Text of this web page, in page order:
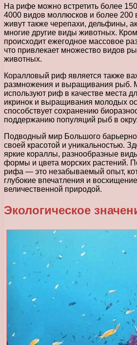
На рифе можно встретить более
4000 видов моллюсков и более 200
живут также черепахи, дельфины,
многие другие виды животных.
происходит ежегодное массовое
что привлекает множество видов
животных.
Коралловый риф является также
размножения и выращивания рыб.
используют риф в качестве места
икринок и выращивания молодых
способствует сохранению
поддержанию популяций рыб в
Подводный мир Большого
своей красотой и уникальностью.
яркие кораллы, разнообразные
формы и цвета морских растений.
рифа — это незабываемый опыт,
глубокие впечатления и
величественной природой.
Экологическое